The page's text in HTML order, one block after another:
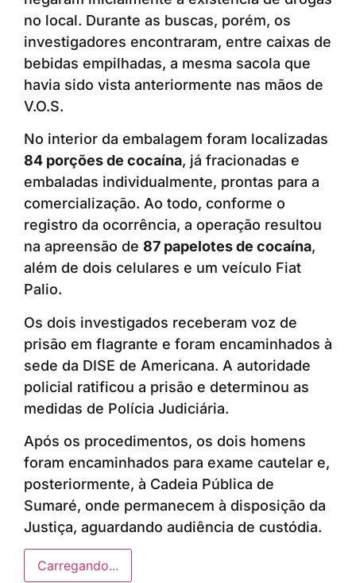
no local. Durante as buscas, porém, os
investigadores encontraram, entre caixas de
bebidas empilhadas, a mesma sacola que
havia sido vista anteriormente nas mãos de
V.O.S.
No interior da embalagem foram localizadas
84 porções de cocaína, já fracionadas e
embaladas individualmente, prontas para a
comercialização. Ao todo, conforme o
registro da ocorrência, a operação resultou
na apreensão de 87 papelotes de cocaína,
além de dois celulares e um veículo Fiat
Palio.
Os dois investigados receberam voz de
prisão em flagrante e foram encaminhados à
sede da DISE de Americana. A autoridade
policial ratificou a prisão e determinou as
medidas de Polícia Judiciária.
Após os procedimentos, os dois homens
foram encaminhados para exame cautelar e,
posteriormente, à Cadeia Pública de
Sumaré, onde permanecem à disposição da
Justiça, aguardando audiência de custódia.
Carregando...